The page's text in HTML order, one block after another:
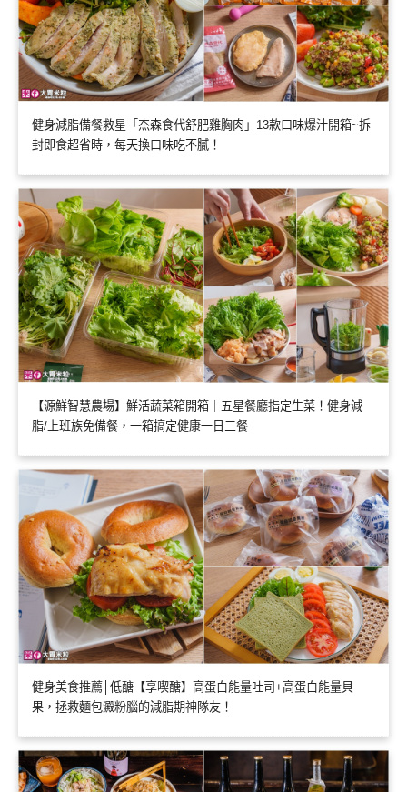
健身減脂備餐救星「杰森食代舒肥雞胸肉」13款口味爆汁開箱~拆
封即食超省時，每天換口味吃不膩！
【源鮮智慧農場】鮮活蔬菜箱開箱｜五星餐廳指定生菜！健身減
脂/上班族免備餐，一箱搞定健康一日三餐
健身美食推薦│低醣【享喫醣】高蛋白能量吐司+高蛋白能量貝
果，拯救麵包澱粉腦的減脂期神隊友！